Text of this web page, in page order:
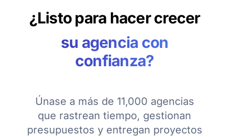
¿Listo para hacer crecer
su agencia con
confianza?
Únase a más de 11,000 agencias
que rastrean tiempo, gestionan
presupuestos y entregan proyectos